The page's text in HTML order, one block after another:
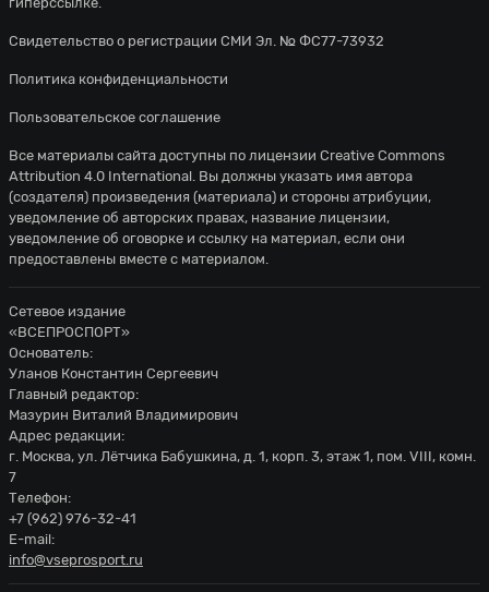
Свидетельство о регистрации СМИ Эл. № ФС77-73932
Политика конфиденциальности
Пользовательское соглашение
Все материалы сайта доступны по лицензии Creative Commons
Attribution 4.0 International. Вы должны указать имя автора
(создателя) произведения (материала) и стороны атрибуции,
уведомление об авторских правах, название лицензии,
уведомление об оговорке и ссылку на материал, если они
предоставлены вместе с материалом.
Сетевое издание
«ВСЕПРОСПОРТ»
Основатель:
Уланов Константин Сергеевич
Главный редактор:
Мазурин Виталий Владимирович
Адрес редакции:
г. Москва, ул. Лётчика Бабушкина, д. 1, корп. 3, этаж 1, пом. VIII, комн.
7
Телефон:
+7 (962) 976-32-41
E-mail:
info@vseprosport.ru